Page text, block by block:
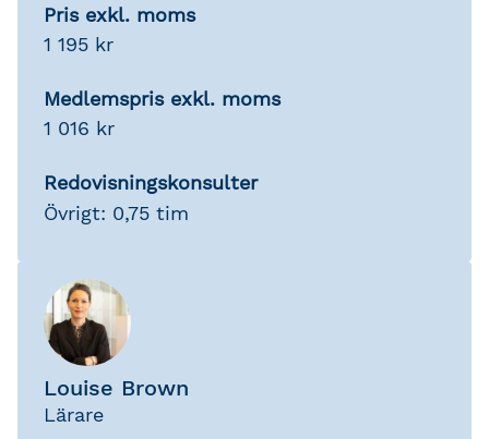
Pris exkl. moms
1 195 kr
Medlemspris exkl. moms
1 016 kr
Redovisningskonsulter
Övrigt: 0,75 tim
Louise Brown
Lärare